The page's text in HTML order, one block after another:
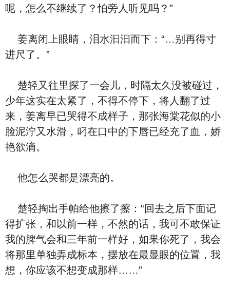
呢，怎么不继续了？怕旁人听见吗？”
姜离闭上眼睛，泪水汩汩而下：“…别再得寸
进尺了。”
楚轻又往里探了一会儿，时隔太久没被碰过，
少年这实在太紧了，不得不停下，将人翻了过
来，姜离早已哭得不成样子，那张海棠花似的小
脸泥泞又水滑，叼在口中的下唇已经充了血，娇
艳欲滴。
他怎么哭都是漂亮的。
楚轻掏出手帕给他擦了擦：“回去之后下面记
得扩张，和以前一样，不然的话，我可不敢保证
我的脾气会和三年前一样好，如果你死了，我会
将那里单独弄成标本，摆放在最显眼的位置，我
想，你应该不想变成那样……”